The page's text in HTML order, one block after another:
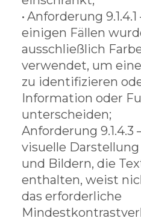
• Anforderung 9.1.4.1
einigen Fällen
ausschließlich
verwendet, um
zu identifizieren
Information oder
unterscheiden;
Anforderung 9.1.4.3
visuelle
und Bildern, die
enthalten, weist
das erforderliche